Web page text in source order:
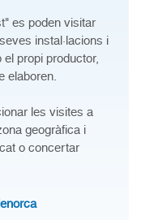
es poden visitar
instal·lacions i
propi productor,
elaboren.
les visites a
geogràfica i
o concertar